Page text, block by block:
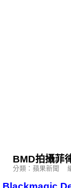
BMD拍攝菲
分類：蘋果新聞